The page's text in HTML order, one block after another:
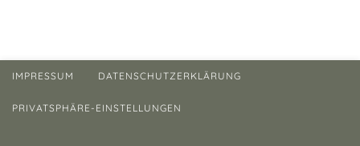
IMPRESSUM DATENSCHUTZERKLÄRUNG
PRIVATSPHÄRE-EINSTELLUNGEN